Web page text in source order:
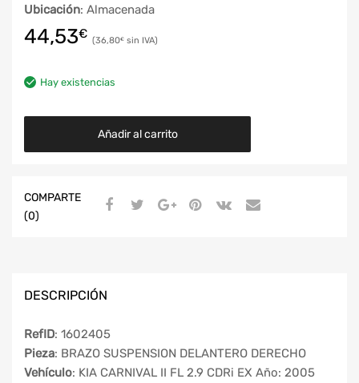
Ubicación: Almacenada
44,53€ 36,80€
Hay existencias
Añadir al carrito
COMPARTE
(0)
DESCRIPCIÓN
RefID: 1602405
Pieza: BRAZO SUSPENSION DELANTERO DERECHO
Vehículo: KIA CARNIVAL II FL 2.9 CDRi EX Año: 2005